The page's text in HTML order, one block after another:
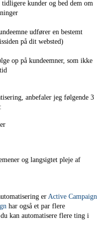
kunder og bed dem om
udfører en bestemt
på dit websted)
op på kundeemner, som ikke
anbefaler jeg følgende 3
og langsigtet pleje af
er Active Campaign
har også et par flere
kan automatisere flere ting i